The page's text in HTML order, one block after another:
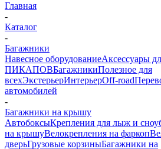
Главная
-
Каталог
-
Багажники
Навесное оборудованиеАксессуары
ПИКАПОВБагажникиПолезное для
всехЭкстерьерИнтерьерOff-road
автомобилей
-
Багажники на крышу
АвтобоксыКрепления для лыж и
на крышуВелокрепления на фаркоп
дверьГрузовые корзиныБагажники на